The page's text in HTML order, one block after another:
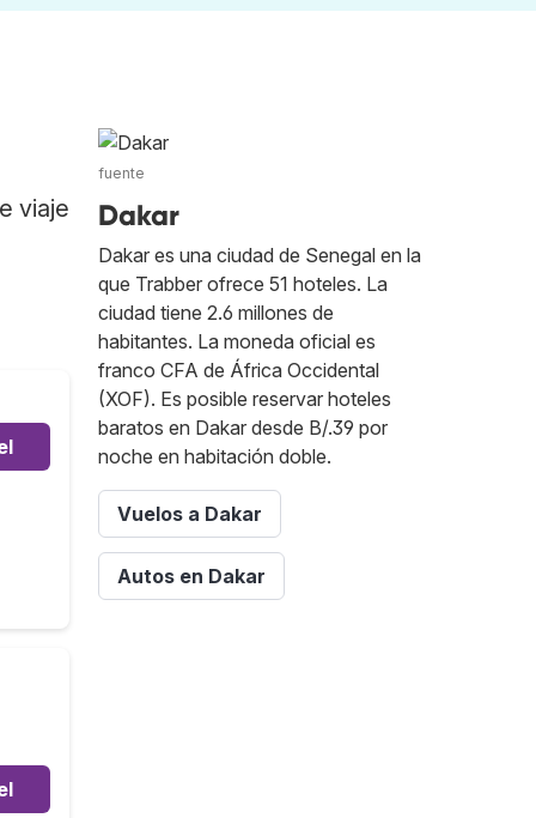
viaje
fuente
Dakar
Dakar es una ciudad de Senegal en la
que Trabber ofrece 51 hoteles. La
ciudad tiene 2.6 millones de
habitantes. La moneda oficial es
franco CFA de África Occidental
(XOF). Es posible reservar hoteles
baratos en Dakar desde B/.39 por
noche en habitación doble.
Vuelos a Dakar
Autos en Dakar